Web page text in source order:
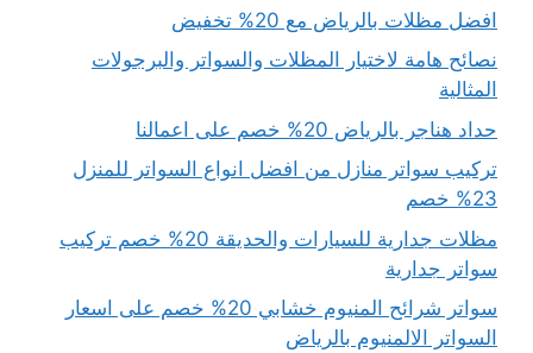
افضل مظلات بالرياض مع 20% تخفيض
نصائح هامة لاختيار المظلات والسواتر والبرجولات
المثالية
حداد هناجر بالرياض 20% خصم على اعمالنا
تركيب سواتر منازل من افضل انواع السواتر للمنزل
23% خصم
مظلات جدارية للسيارات والحديقة 20% خصم تركيب
سواتر جدارية
سواتر شرائح المنيوم خشابي 20% خصم على اسعار
السواتر الالمنيوم بالرياض